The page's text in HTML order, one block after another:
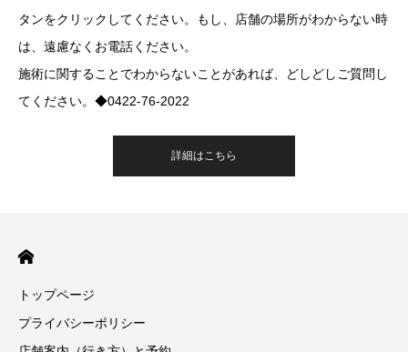
タンをクリックしてください。もし、店舗の場所がわからない時
は、遠慮なくお電話ください。
施術に関することでわからないことがあれば、どしどしご質問し
てください。◆0422-76-2022
詳細はこちら
トップページ
プライバシーポリシー